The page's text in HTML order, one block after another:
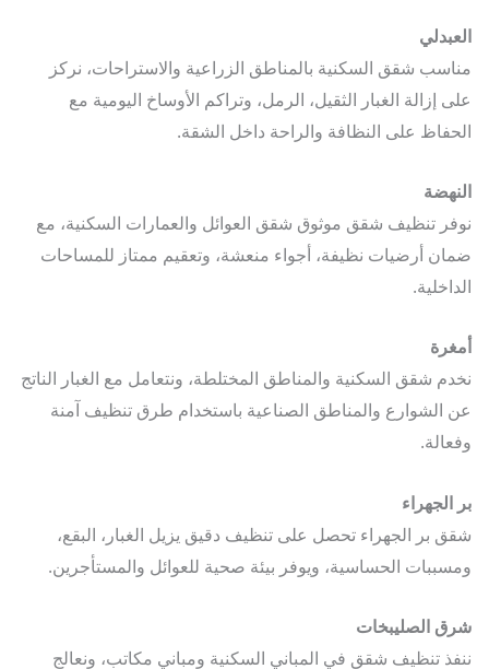
شقق السكنية بالمناطق الزراعية والاستراحات، نركز
إزالة الغبار الثقيل، الرمل، وتراكم الأوساخ اليومية مع
على النظافة والراحة داخل الشقة.
تنظيف شقق موثوق شقق العوائل والعمارات السكنية، مع
أرضيات نظيفة، أجواء منعشة، وتعقيم ممتاز للمساحات
شقق السكنية والمناطق المختلطة، ونتعامل مع الغبار الناتج
والمناطق الصناعية باستخدام طرق تنظيف آمنة
بر الجهراء تحصل على تنظيف دقيق يزيل الغبار، البقع،
الحساسية، ويوفر بيئة صحية للعوائل والمستأجرين.
الصليبخات
تنظيف شقق في المباني السكنية ومباني مكاتب، ونعالج